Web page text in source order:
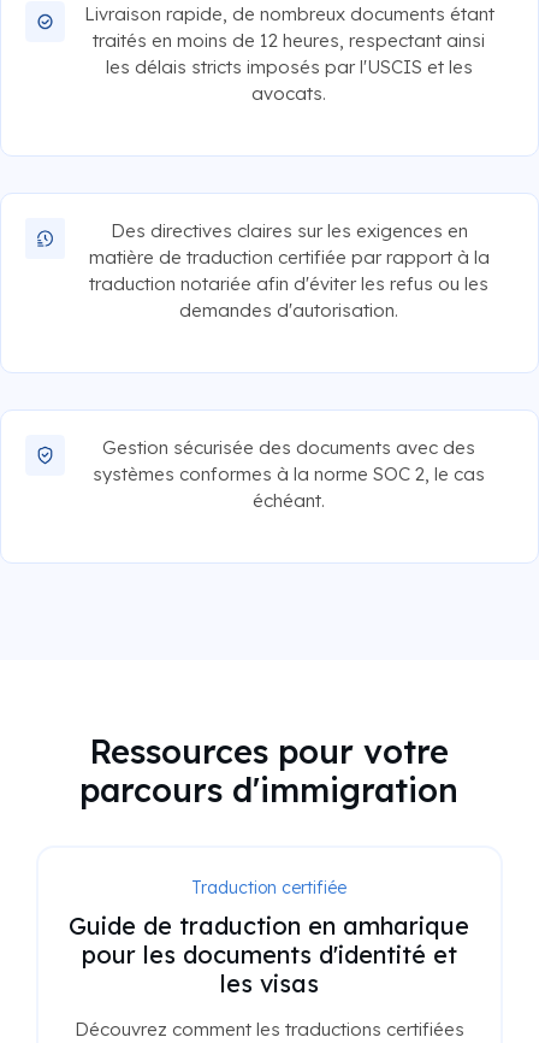
Livraison rapide, de nombreux documents étant
traités en moins de 12 heures, respectant ainsi
les délais stricts imposés par l'USCIS et les
avocats.
Des directives claires sur les exigences en
matière de traduction certifiée par rapport à la
traduction notariée afin d'éviter les refus ou les
demandes d'autorisation.
Gestion sécurisée des documents avec des
systèmes conformes à la norme SOC 2, le cas
échéant.
Ressources pour votre
parcours d'immigration
Traduction pour l'USCIS
Comment s'y retrouver dans la
traduction certifiée pour l'USCIS :
votre guide indispensable
Tout ce que vous devez savoir sur les